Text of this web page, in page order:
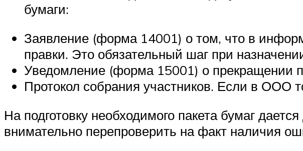
бумаги:
Заявление (форма 14001) о том, что в
правки. Это обязательный шаг при
Уведомление (форма 15001) о прекращении
Протокол собрания участников. Если в ООО
На подготовку необходимого пакета бумаг
внимательно перепроверить на факт наличия